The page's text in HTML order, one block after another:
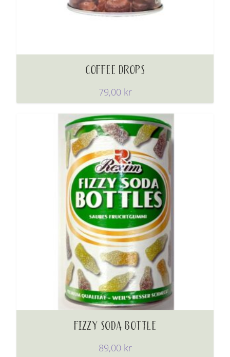
COFFEE DROPS
79,00 kr
FIZZY SODA BOTTLE
89,00 kr